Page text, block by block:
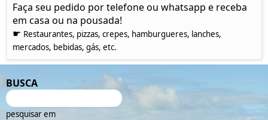
Faça seu pedido por telefone ou whatsapp e receba
em casa ou na pousada!
☛ Restaurantes, pizzas, crepes, hamburgueres, lanches,
mercados, bebidas, gás, etc.
BUSCA
pesquisar em